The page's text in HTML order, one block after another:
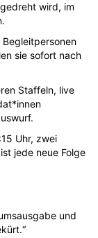
wird, im
sie sofort nach
Staffeln, live
Uhr, zwei
jede neue Folge
und